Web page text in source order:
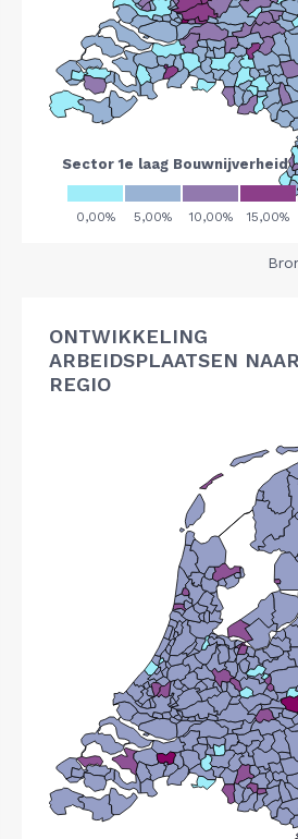
ONTWIKKELING
ARBEIDSPLAATSEN NAAR
REGIO